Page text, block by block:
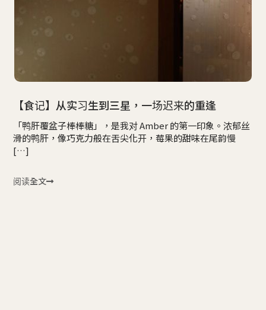
【食记】从实习生到三星，一场迟来的重逢
「鸭肝覆盆子棒棒糖」，是我对 Amber 的第一印象。浓郁丝
滑的鸭肝，像巧克力般在舌尖化开，莓果的甜味在尾韵慢
[…]
阅读全文